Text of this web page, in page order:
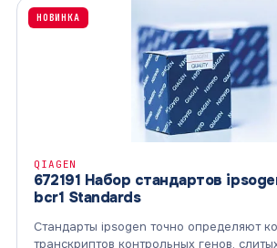
НОВИНКА
QIAGEN
672191 Набор стандартов
bcr1 Standards
Стандарты ipsogen точно определяют
транскриптов контрольных генов,